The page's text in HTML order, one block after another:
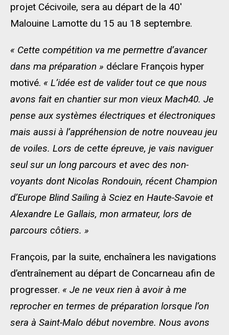
projet Cécivoile, sera au départ de la 40′
Malouine Lamotte du 15 au 18 septembre.
« Cette compétition va me permettre d’avancer
dans ma préparation » déclare François hyper
motivé. « L’idée est de valider tout ce que nous
avons fait en chantier sur mon vieux Mach40. Je
pense aux systèmes électriques et électroniques
mais aussi à l’appréhension de notre nouveau jeu
de voiles. Lors de cette épreuve, je vais naviguer
seul sur un long parcours et avec des non-
voyants dont Nicolas Rondouin, récent Champion
d’Europe Blind Sailing à Sciez en Haute-Savoie et
Alexandre Le Gallais, mon armateur, lors de
parcours côtiers. »
François, par la suite, enchaînera les navigations
d’entraînement au départ de Concarneau afin de
progresser. « Je ne veux rien à avoir à me
reprocher en termes de préparation lorsque l’on
sera à Saint-Malo début novembre. Nous avons